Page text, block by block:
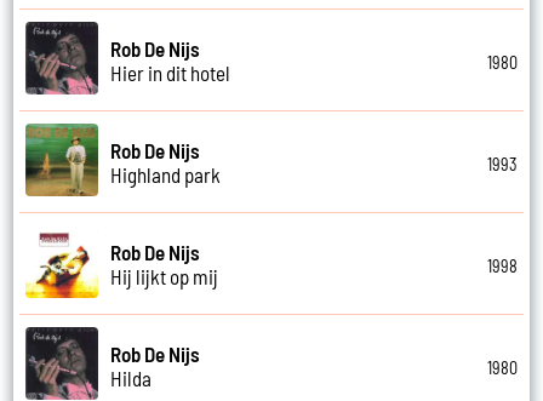
Rob De Nijs
Hier in dit hotel
1980
Rob De Nijs
Highland park
1993
Rob De Nijs
Hij lijkt op mij
1998
Rob De Nijs
Hilda
1980